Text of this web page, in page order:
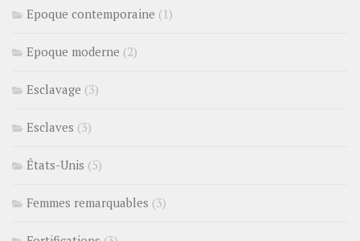
Epoque contemporaine (1)
Epoque moderne (2)
Esclavage (3)
Esclaves (3)
États-Unis (5)
Femmes remarquables (3)